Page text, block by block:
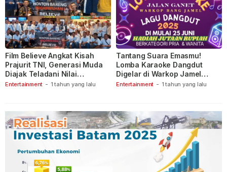
Entertainment - 1 tahun yang lalu
Film Believe Angkat Kisah
Prajurit TNI, Generasi Muda
Diajak Teladani Nilai
Keberanian
Entertainment - 1 tahun yang lalu
Tantang Suara Emasmu!
Lomba Karaoke Dangdut
Digelar di Warkop Jamel
Ganet